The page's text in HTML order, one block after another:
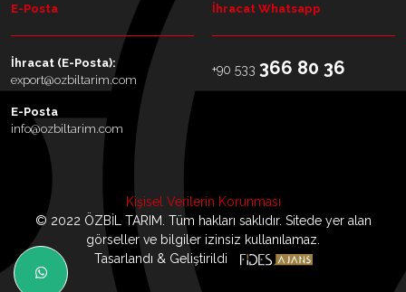
E-Posta
İhracat (E-Posta):
export@ozbiltarim.com
E-Posta
info@ozbiltarim.com
İhracat Whatsapp
+90 533 366 80 36
Kişisel Verilerin Korunması
© 2022 ÖZBİL TARIM. Tüm hakları saklıdır. Sitede yer alan
görseller ve bilgiler izinsiz kullanılamaz.
Tasarlandı & Geliştirildi